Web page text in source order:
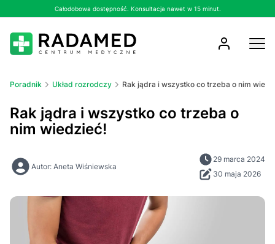
Całodobowa dostępność. Konsultacja nawet w 15 minut.
Poradnik Układ rozrodczy Rak jądra i wszystko co trzeba o nim
Rak jądra i wszystko co trzeba o
nim wiedzieć!
Autor: Aneta Wiśniewska
29 marca 2024
30 maja 2026